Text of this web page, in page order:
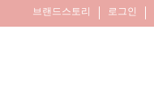
브랜드스토리 로그인